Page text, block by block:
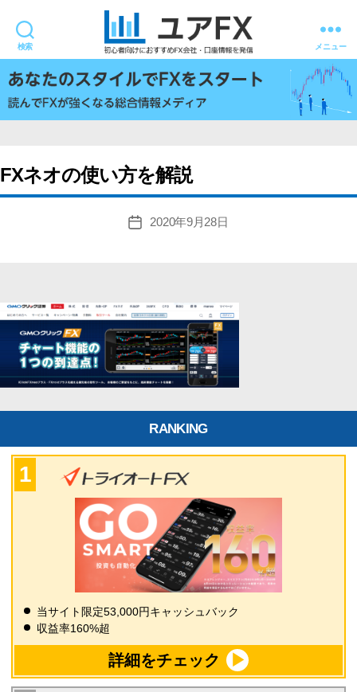
検索
ユ
ア
FX
メニュー
FXネオの使い方を解説
投
2020年9月28日
RANKING
当サイト限定53,000円キャッシュバック
収益率160%超
詳細をチェック